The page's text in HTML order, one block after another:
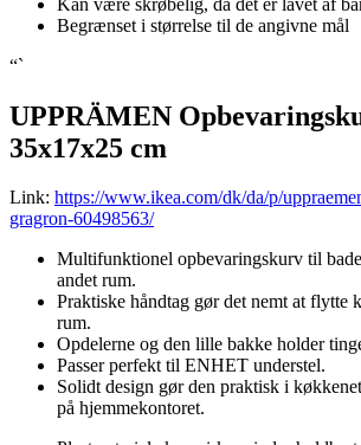
Begrænset i størrelse til de angivne mål
“`
UPPRÄMEN
35x17x25 cm
Link: https://www.ikea.com/dk/da/p/
gragron-60498563/
Multifunktionel opbevaringskurv til
andet rum.
Praktiske håndtag gør det nemt at flytte
rum.
Opdelerne og den lille bakke holder
Passer perfekt til ENHET understel.
Solidt design gør den praktisk i
på hjemmekontoret.